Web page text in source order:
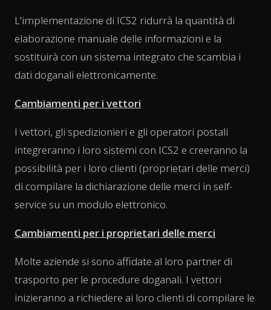
L'implementazione di ICS2 ridurrà la quantità di
elaborazione manuale delle informazioni e la
sostituirà con un sistema integrato che scambia i
dati doganali elettronicamente.
Cambiamenti per i vettori
I vettori, gli spedizionieri e gli operatori postali
integreranno i loro sistemi con ICS2 e creeranno la
possibilità per i loro clienti (proprietari delle merci)
di compilare la dichiarazione delle merci in self-
service su un modulo elettronico.
Cambiamenti per i proprietari delle merci
Molte aziende si sono affidate al loro partner di
trasporto per le procedure doganali. I vettori
inizieranno a richiedere ai loro clienti di compilare le